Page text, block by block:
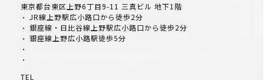
東京都台東区上野6丁目9-11 三真ビル 地下1階
・ JR線上野駅広小路口から徒歩2分
・ 銀座線・日比谷線上野駅広小路口から徒歩2分
・ 銀座線上野広小路駅徒歩5分
・
・
TEL